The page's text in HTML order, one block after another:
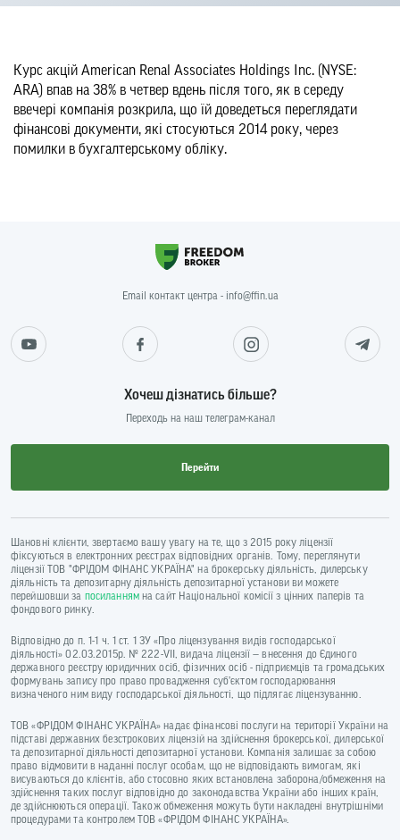
Курс акцій American Renal Associates Holdings Inc. (NYSE:
ARA) впав на 38% в четвер вдень після того, як в середу
ввечері компанія розкрила, що їй доведеться переглядати
фінансові документи, які стосуються 2014 року, через
помилки в бухгалтерському обліку.
Email контакт центра - info@ffin.ua
Хочеш дізнатись більше?
Переходь на наш телеграм-канал
Перейти
Шановні клієнти, звертаємо вашу увагу на те, що з 2015 року ліцензії
фіксуються в електронних реєстрах відповідних органів. Тому, переглянути
ліцензії ТОВ "ФРІДОМ ФІНАНС УКРАЇНА" на брокерську діяльність, дилерську
діяльність та депозитарну діяльність депозитарної установи ви можете
перейшовши за посиланнямна сайт Національної комісії з цінних паперів та
фондового ринку.
Відповідно до п. 1-1 ч. 1 ст. 1 ЗУ «Про ліцензування видів господарської
діяльності» 02.03.2015р. № 222-VII, видача ліцензії — внесення до Єдиного
державного реєстру юридичних осіб, фізичних осіб - підприємців та громадських
формувань запису про право провадження суб’єктом господарювання
визначеного ним виду господарської діяльності, що підлягає ліцензуванню.
ТОВ «ФРІДОМ ФІНАНС УКРАЇНА» надає фінансові послуги на території України на
підставі державних безстрокових ліцензій на здійснення брокерської, дилерської
та депозитарної діяльності депозитарної установи. Компанія залишає за собою
право відмовити в наданні послуг особам, що не відповідають вимогам, які
висуваються до клієнтів, або стосовно яких встановлена заборона/обмеження на
здійснення таких послуг відповідно до законодавства України або інших країн,
де здійснюються операції. Також обмеження можуть бути накладені внутрішніми
процедурами та контролем ТОВ «ФРІДОМ ФІНАНС УКРАЇНА».